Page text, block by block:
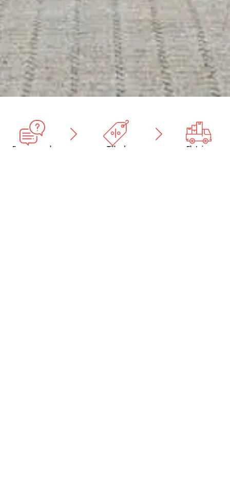
Forespørgsel Tilbud Flytning